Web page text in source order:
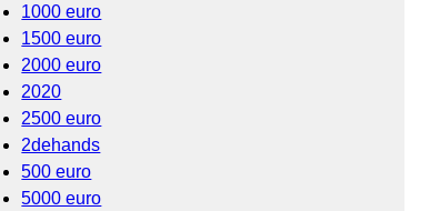
1000 euro
1500 euro
2000 euro
2020
2500 euro
2dehands
500 euro
5000 euro